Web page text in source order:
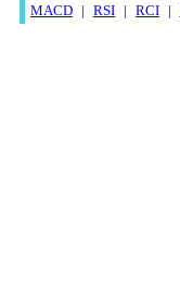
MACD | RSI | RCI |